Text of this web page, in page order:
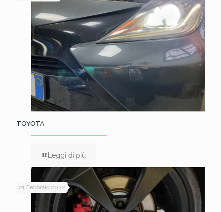
TOYOTA
Leggi di più
21 Febbraio 2022